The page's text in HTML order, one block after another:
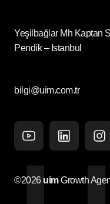
Yeşilbağlar Mh Kaptan
Pendik – Istanbul
bilgi@uim.com.tr
©2026 uimGrowth